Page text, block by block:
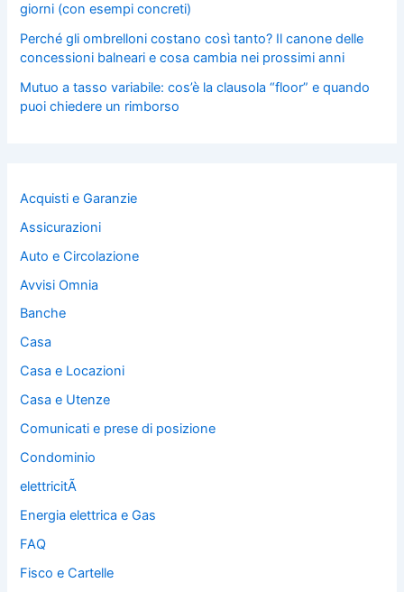
giorni (con esempi concreti)
Perché gli ombrelloni costano così tanto? Il canone delle
concessioni balneari e cosa cambia nei prossimi anni
Mutuo a tasso variabile: cos’è la clausola “floor” e quando
puoi chiedere un rimborso
Acquisti e Garanzie
Assicurazioni
Auto e Circolazione
Avvisi Omnia
Banche
Casa
Casa e Locazioni
Casa e Utenze
Comunicati e prese di posizione
Condominio
elettricitÃ
Energia elettrica e Gas
FAQ
Fisco e Cartelle